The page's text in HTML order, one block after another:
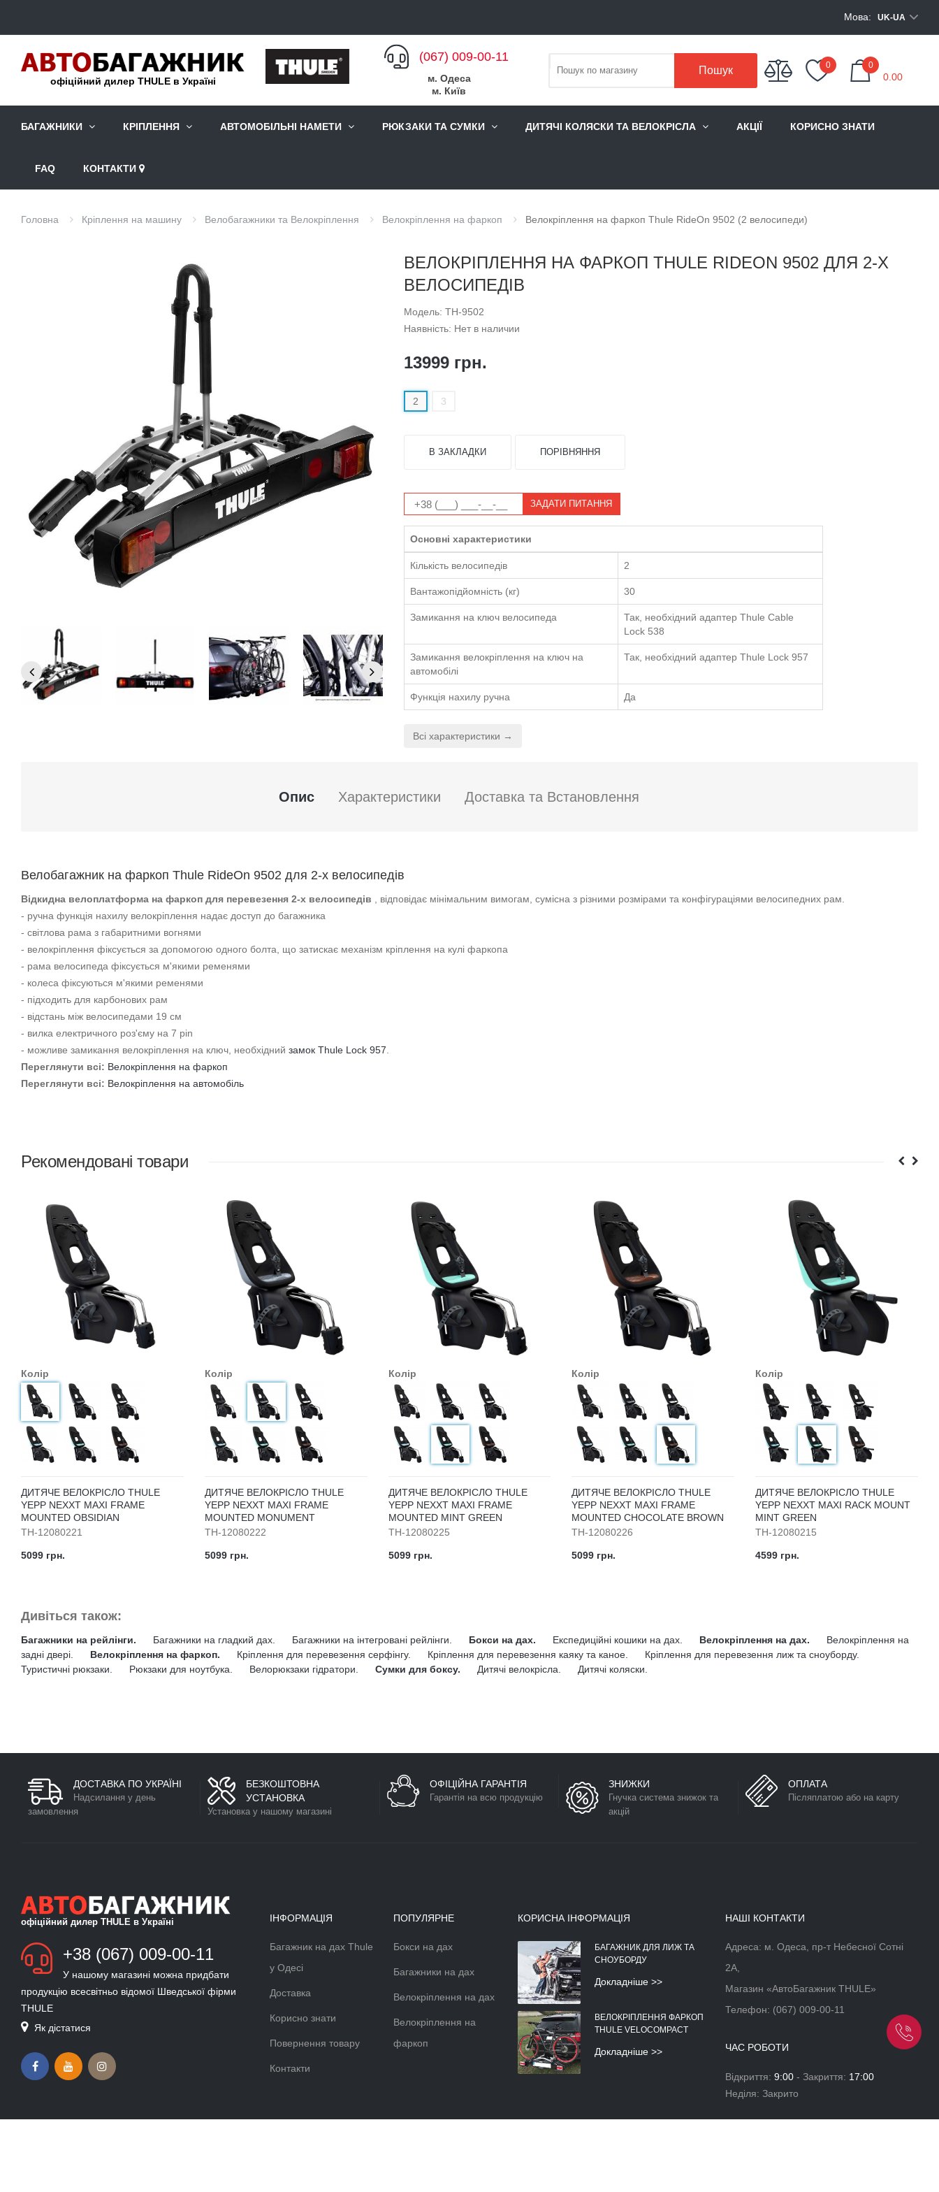
Мова: UK-UA
офіційний дилер THULE в Україні
(067) 009-00-11
м. Одеса
м. Київ
Пошук 0 0
0.00
БАГАЖНИКИ КРІПЛЕННЯ АВТОМОБІЛЬНІ НАМЕТИ РЮКЗАКИ ТА СУМКИ ДИТЯЧІ КОЛЯСКИ ТА ВЕЛОКРІСЛА АКЦІЇ КОРИСНО ЗНАТИ
FAQ КОНТАКТИ
Головна Кріплення на машину Велобагажники та Велокріплення Велокріплення на фаркоп Велокріплення на фаркоп Thule RideOn 9502 (2 велосипеди)
ВЕЛОКРІПЛЕННЯ НА ФАРКОП THULE RIDEON 9502 ДЛЯ 2-Х
ВЕЛОСИПЕДІВ
Модель: TH-9502
Наявність: Нет в наличии
13999 грн.
2 3
В ЗАКЛАДКИ ПОРІВНЯННЯ
ЗАДАТИ ПИТАННЯ
Основні характеристики
Кількість велосипедів 2
Вантажопідйомність (кг) 30
Замикання на ключ велосипеда
Так, необхідний адаптер Thule Cable
Lock 538
Замикання велокріплення на ключ на
автомобілі
Так, необхідний адаптер Thule Lock 957
Функція нахилу ручна Да
Всі характеристики →
Опис Характеристики Доставка та Встановлення
Велобагажник на фаркоп Thule RideOn 9502 для 2-х велосипедів
Відкидна велоплатформа на фаркоп для перевезення 2-х велосипедів , відповідає мінімальним вимогам, сумісна з різними розмірами та конфігураціями велосипедних рам.
- ручна функція нахилу велокріплення надає доступ до багажника
- світлова рама з габаритними вогнями
- велокріплення фіксується за допомогою одного болта, що затискає механізм кріплення на кулі фаркопа
- рама велосипеда фіксується м'якими ременями
- колеса фіксуються м'якими ременями
- підходить для карбонових рам
- відстань між велосипедами 19 см
- вилка електричного роз'єму на 7 pin
- можливе замикання велокріплення на ключ, необхідний замок Thule Lock 957.
Переглянути всі: Велокріплення на фаркоп
Переглянути всі: Велокріплення на автомобіль
Рекомендовані товари
Колір
ДИТЯЧЕ ВЕЛОКРІСЛО THULE
YEPP NEXXT MAXI FRAME
MOUNTED OBSIDIAN
TH-12080221
5099 грн.
Колір
ДИТЯЧЕ ВЕЛОКРІСЛО THULE
YEPP NEXXT MAXI FRAME
MOUNTED MONUMENT
TH-12080222
5099 грн.
Колір
ДИТЯЧЕ ВЕЛОКРІСЛО THULE
YEPP NEXXT MAXI FRAME
MOUNTED MINT GREEN
TH-12080225
5099 грн.
Колір
ДИТЯЧЕ ВЕЛОКРІСЛО THULE
YEPP NEXXT MAXI FRAME
MOUNTED CHOCOLATE BROWN
TH-12080226
5099 грн.
Колір
ДИТЯЧЕ ВЕЛОКРІСЛО THULE
YEPP NEXXT MAXI RACK MOUNT
MINT GREEN
TH-12080215
4599 грн.
Дивіться також:
Багажники на рейлінги. Багажники на гладкий дах. Багажники на інтегровані рейлінги. Бокси на дах. Експедиційні кошики на дах. Велокріплення на дах.
Велокріплення на
задні двері.
Велокріплення на фаркоп. Кріплення для перевезення серфінгу. Кріплення для перевезення каяку та каное.
Кріплення для перевезення лиж та сноуборду.
Туристичні рюкзаки.
Рюкзаки для ноутбука. Велорюкзаки гідратори. Сумки для боксу. Дитячі велокрісла. Дитячі коляски.
ДОСТАВКА ПО УКРАЇНІ
Надсилання у день
замовлення
БЕЗКОШТОВНА
УСТАНОВКА
Установка у нашому магазині
ОФІЦІЙНА ГАРАНТІЯ
Гарантія на всю продукцію
ЗНИЖКИ
Гнучка система знижок та
акцій
ОПЛАТА
Післяплатою або на карту
офіційний дилер THULE в Україні
+38 (067) 009-00-11
У нашому магазині можна придбати
продукцію всесвітньо відомої Шведської фірми
THULE
Як дістатися
ІНФОРМАЦІЯ
Багажник на дах Thule
у Одесі
Доставка
Корисно знати
Повернення товару
Контакти
ПОПУЛЯРНЕ
Бокси на дах
Багажники на дах
Велокріплення на дах
Велокріплення на
фаркоп
КОРИСНА ІНФОРМАЦІЯ
БАГАЖНИК ДЛЯ ЛИЖ ТА
СНОУБОРДУ
Докладніше >>
ВЕЛОКРІПЛЕННЯ ФАРКОП
АЕРОДИНАМІЧНІЙ БОКС НА
БАГАЖНИК ДЛЯ ЛИЖ ТА
СНОУБОРДУ
Докладніше >>
ВЕЛОКРІПЛЕННЯ ФАРКОП
THULE VELOCOMPACT
Докладніше >>
АЕРОДИНАМІЧНІЙ БОКС НА
НАШІ КОНТАКТИ
Адреса: м. Одеса, пр-т Небесної Сотні
2А,
Магазин «АвтоБагажник THULE»
Телефон: (067) 009-00-11
ЧАС РОБОТИ
Відкриття: 9:00- Закриття: 17:00
Неділя: Закрито